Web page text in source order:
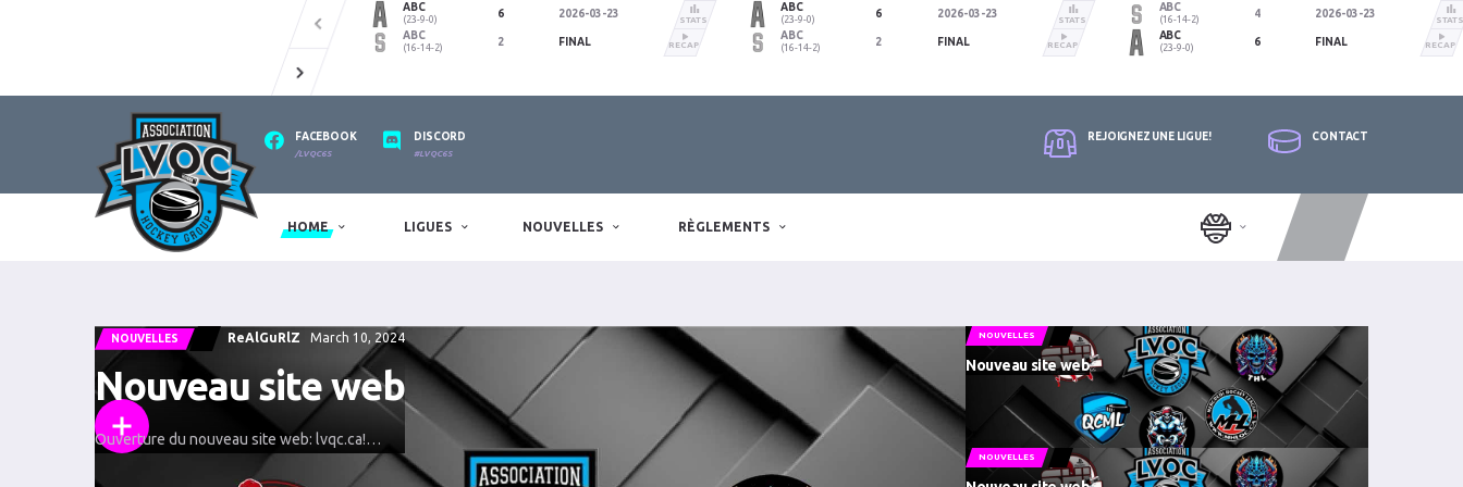
ABC
(23-9-0)
ABC
(16-14-2)
6
2
2026-03-23
FINAL
STATS
RECAP
ABC
(23-9-0)
ABC
(16-14-2)
6
2
2026-03-23
FINAL
STATS
RECAP
ABC
(16-14-2)
ABC
(23-9-0)
4
6
2026-03-23
FINAL
STATS
RECAP
FACEBOOK
/LVQC6S
DISCORD
#LVQC6S
REJOIGNEZ UNE LIGUE! CONTACT
HOME LIGUES NOUVELLES RÈGLEMENTS
NOUVELLES ReAlGuRlZ March 10, 2024
Nouveau site web
Ouverture du nouveau site web: lvqc.ca!…
NOUVELLES
Nouveau site web
NOUVELLES